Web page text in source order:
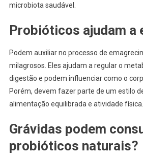
microbiota saudável.
Probióticos ajudam a
Podem auxiliar no processo de
milagrosos. Eles ajudam a regular o
digestão e podem influenciar como o
Porém, devem fazer parte de um estilo
alimentação equilibrada e atividade física.
Grávidas podem
probióticos naturais?